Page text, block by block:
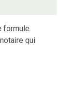
formule
qui